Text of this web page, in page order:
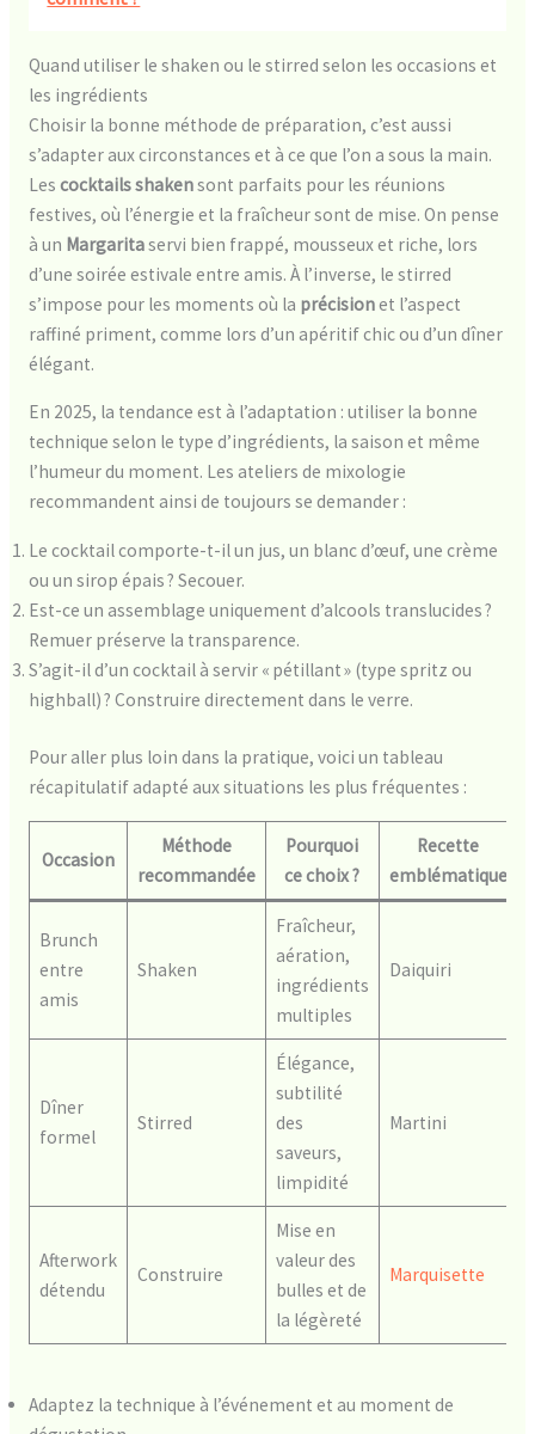
Quand utiliser le shaken ou le stirred selon les occasions et
les ingrédients
Choisir la bonne méthode de préparation, c’est aussi
s’adapter aux circonstances et à ce que l’on a sous la main.
Les cocktails shakensont parfaits pour les réunions
festives, où l’énergie et la fraîcheur sont de mise. On pense
à un Margaritaservi bien frappé, mousseux et riche, lors
d’une soirée estivale entre amis. À l’inverse, le stirred
s’impose pour les moments où la précisionet l’aspect
raffiné priment, comme lors d’un apéritif chic ou d’un dîner
élégant.
En 2025, la tendance est à l’adaptation : utiliser la bonne
technique selon le type d’ingrédients, la saison et même
l’humeur du moment. Les ateliers de mixologie
recommandent ainsi de toujours se demander :
Le cocktail comporte-t-il un jus, un blanc d’œuf, une crème
ou un sirop épais ? Secouer.
Est-ce un assemblage uniquement d’alcools translucides ?
Remuer préserve la transparence.
S’agit-il d’un cocktail à servir « pétillant » (type spritz ou
highball) ? Construire directement dans le verre.
Pour aller plus loin dans la pratique, voici un tableau
récapitulatif adapté aux situations les plus fréquentes :
Occasion
Méthode
recommandée
Pourquoi
ce choix ?
Recette
emblématique
Brunch
entre
amis
Shaken
Fraîcheur,
aération,
ingrédients
multiples
Daiquiri
Dîner
formel
Stirred
Élégance,
subtilité
des
saveurs,
limpidité
Martini
Afterwork
détendu
Construire
Mise en
valeur des
bulles et de
la légèreté
Marquisette
Adaptez la technique à l’événement et au moment de